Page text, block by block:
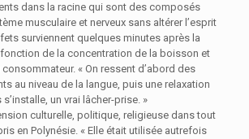
dans la racine qui sont des composés
musculaire et nerveux sans altérer l’esprit
surviennent quelques minutes après la
de la concentration de la boisson et
« On ressent d’abord des
au niveau de la langue, puis une relaxation
un vrai lâcher-prise. »
culturelle, politique, religieuse dans tout
en Polynésie. « Elle était utilisée autrefois